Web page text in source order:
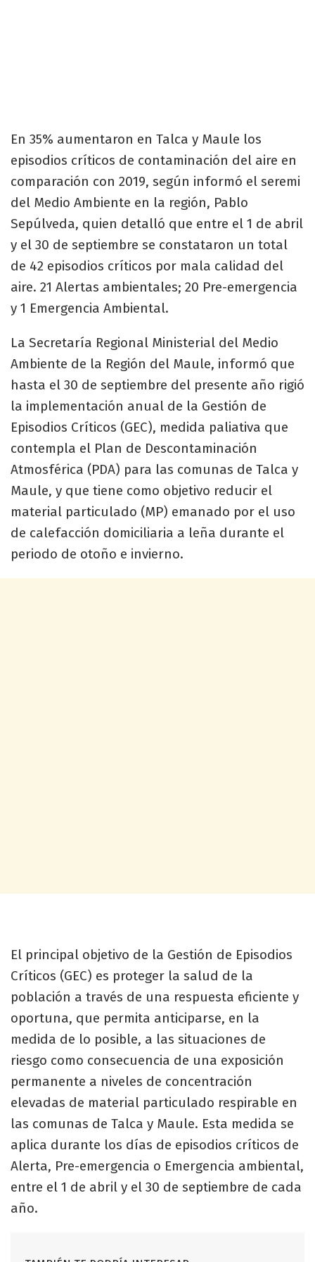
En 35% aumentaron en Talca y Maule los
episodios críticos de contaminación del aire en
comparación con 2019, según informó el seremi
del Medio Ambiente en la región, Pablo
Sepúlveda, quien detalló que entre el 1 de abril
y el 30 de septiembre se constataron un total
de 42 episodios críticos por mala calidad del
aire. 21 Alertas ambientales; 20 Pre-emergencia
y 1 Emergencia Ambiental.
La Secretaría Regional Ministerial del Medio
Ambiente de la Región del Maule, informó que
hasta el 30 de septiembre del presente año rigió
la implementación anual de la Gestión de
Episodios Críticos (GEC), medida paliativa que
contempla el Plan de Descontaminación
Atmosférica (PDA) para las comunas de Talca y
Maule, y que tiene como objetivo reducir el
material particulado (MP) emanado por el uso
de calefacción domiciliaria a leña durante el
periodo de otoño e invierno.
El principal objetivo de la Gestión de Episodios
Críticos (GEC) es proteger la salud de la
población a través de una respuesta eficiente y
oportuna, que permita anticiparse, en la
medida de lo posible, a las situaciones de
riesgo como consecuencia de una exposición
permanente a niveles de concentración
elevadas de material particulado respirable en
las comunas de Talca y Maule. Esta medida se
aplica durante los días de episodios críticos de
Alerta, Pre-emergencia o Emergencia ambiental,
entre el 1 de abril y el 30 de septiembre de cada
año.